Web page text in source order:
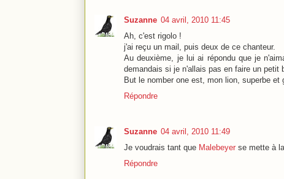
Suzanne 04 avril, 2010 11:45
Ah, c'est rigolo !
j'ai reçu un mail, puis deux de ce chanteur.
Au deuxième, je lui ai répondu que je
demandais si je n'allais pas en faire un petit
But le nomber one est, mon lion, superbe et
Répondre
Suzanne 04 avril, 2010 11:49
Je voudrais tant que Malebeyer se mette à
Répondre